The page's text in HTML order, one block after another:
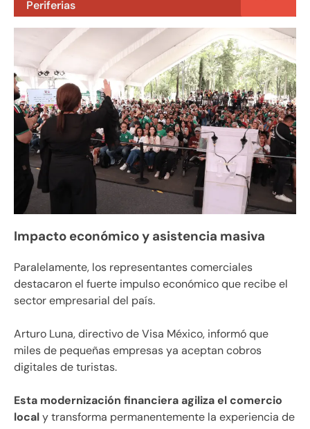
Periferias
Impacto económico y asistencia masiva
Paralelamente, los representantes comerciales
destacaron el fuerte impulso económico que recibe el
sector empresarial del país.
Arturo Luna, directivo de Visa México, informó que
miles de pequeñas empresas ya aceptan cobros
digitales de turistas.
Esta modernización financiera agiliza el comercio
localy transforma permanentemente la experiencia de